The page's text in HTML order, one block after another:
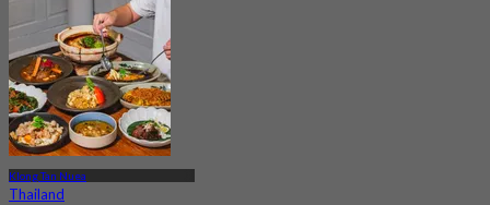
Klong Tan Nuea
Thailand